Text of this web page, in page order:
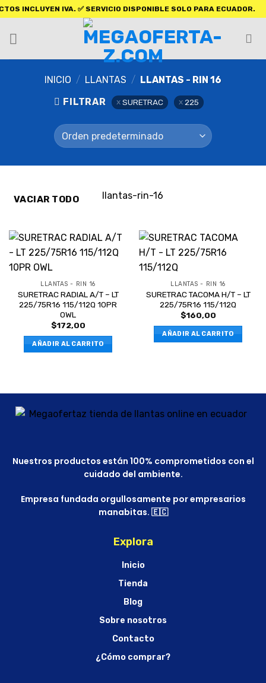
INCLUYEN IVA. ✅ SERVICIO DISPONIBLE SOLO PARA ECUADOR.
INICIO / LLANTAS / LLANTAS - RIN 16
FILTRAR
SURETRAC 225
VACIAR TODO llantas-rin-16
LLANTAS - RIN 16
SURETRAC RADIAL A/T – LT
225/75R16 115/112Q 10PR
OWL
$172,00
AÑADIR AL CARRITO
LLANTAS - RIN 16
SURETRAC TACOMA H/T – LT
225/75R16 115/112Q
$160,00
AÑADIR AL CARRITO
Nuestros productos están 100% comprometidos con el
cuidado del ambiente.
Empresa fundada orgullosamente por empresarios
manabitas. 🇪🇨
Explora
Inicio
Tienda
Blog
Sobre nosotros
Contacto
¿Cómo comprar?